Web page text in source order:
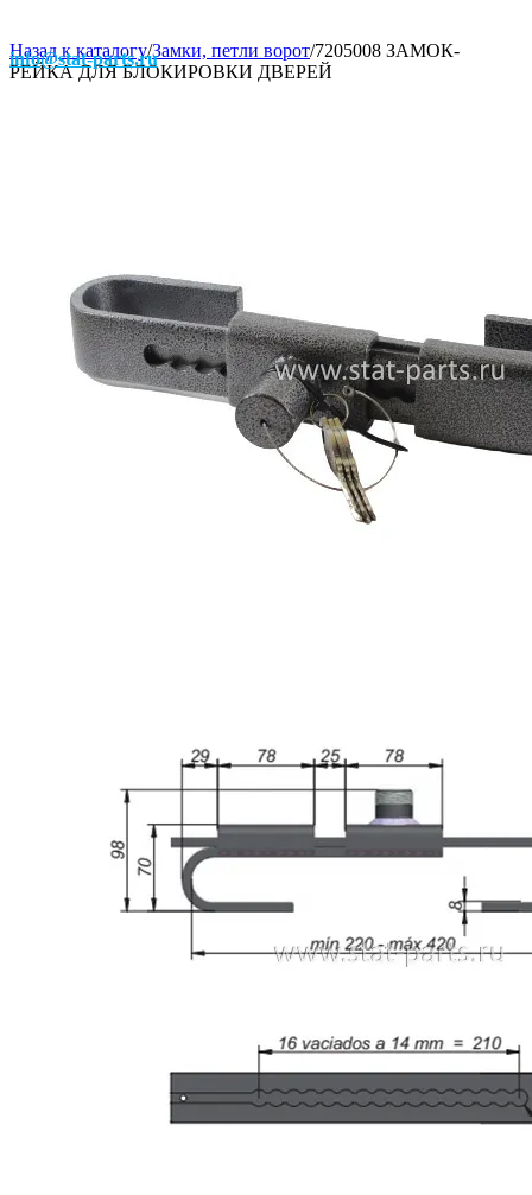
info@stat-parts.ru
Назад к каталогу/Замки, петли ворот/7205008 ЗАМОК-
РЕЙКА ДЛЯ БЛОКИРОВКИ ДВЕРЕЙ